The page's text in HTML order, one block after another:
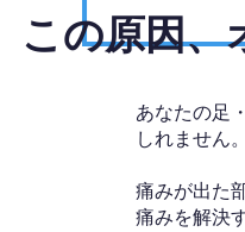
この原因、
あなたの足
しれません。
痛みが出た
痛みを解決